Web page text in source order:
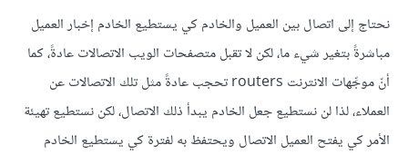
نحتاج إلى اتصال بين العميل والخادم كي يستطيع الخادم إخبار العميل
مباشرةً بتغير شيء ما، لكن لا تقبل متصفحات الويب الاتصالات عادةً، كما
أنّ موجِّهات الانترنت routers تحجب عادةً مثل تلك الاتصالات عن
العملاء، لذا لن نستطيع جعل الخادم يبدأ ذلك الاتصال، لكن نستطيع تهيئة
الأمر كي يفتح العميل الاتصال ويحتفظ به لفترة كي يستطيع الخادم